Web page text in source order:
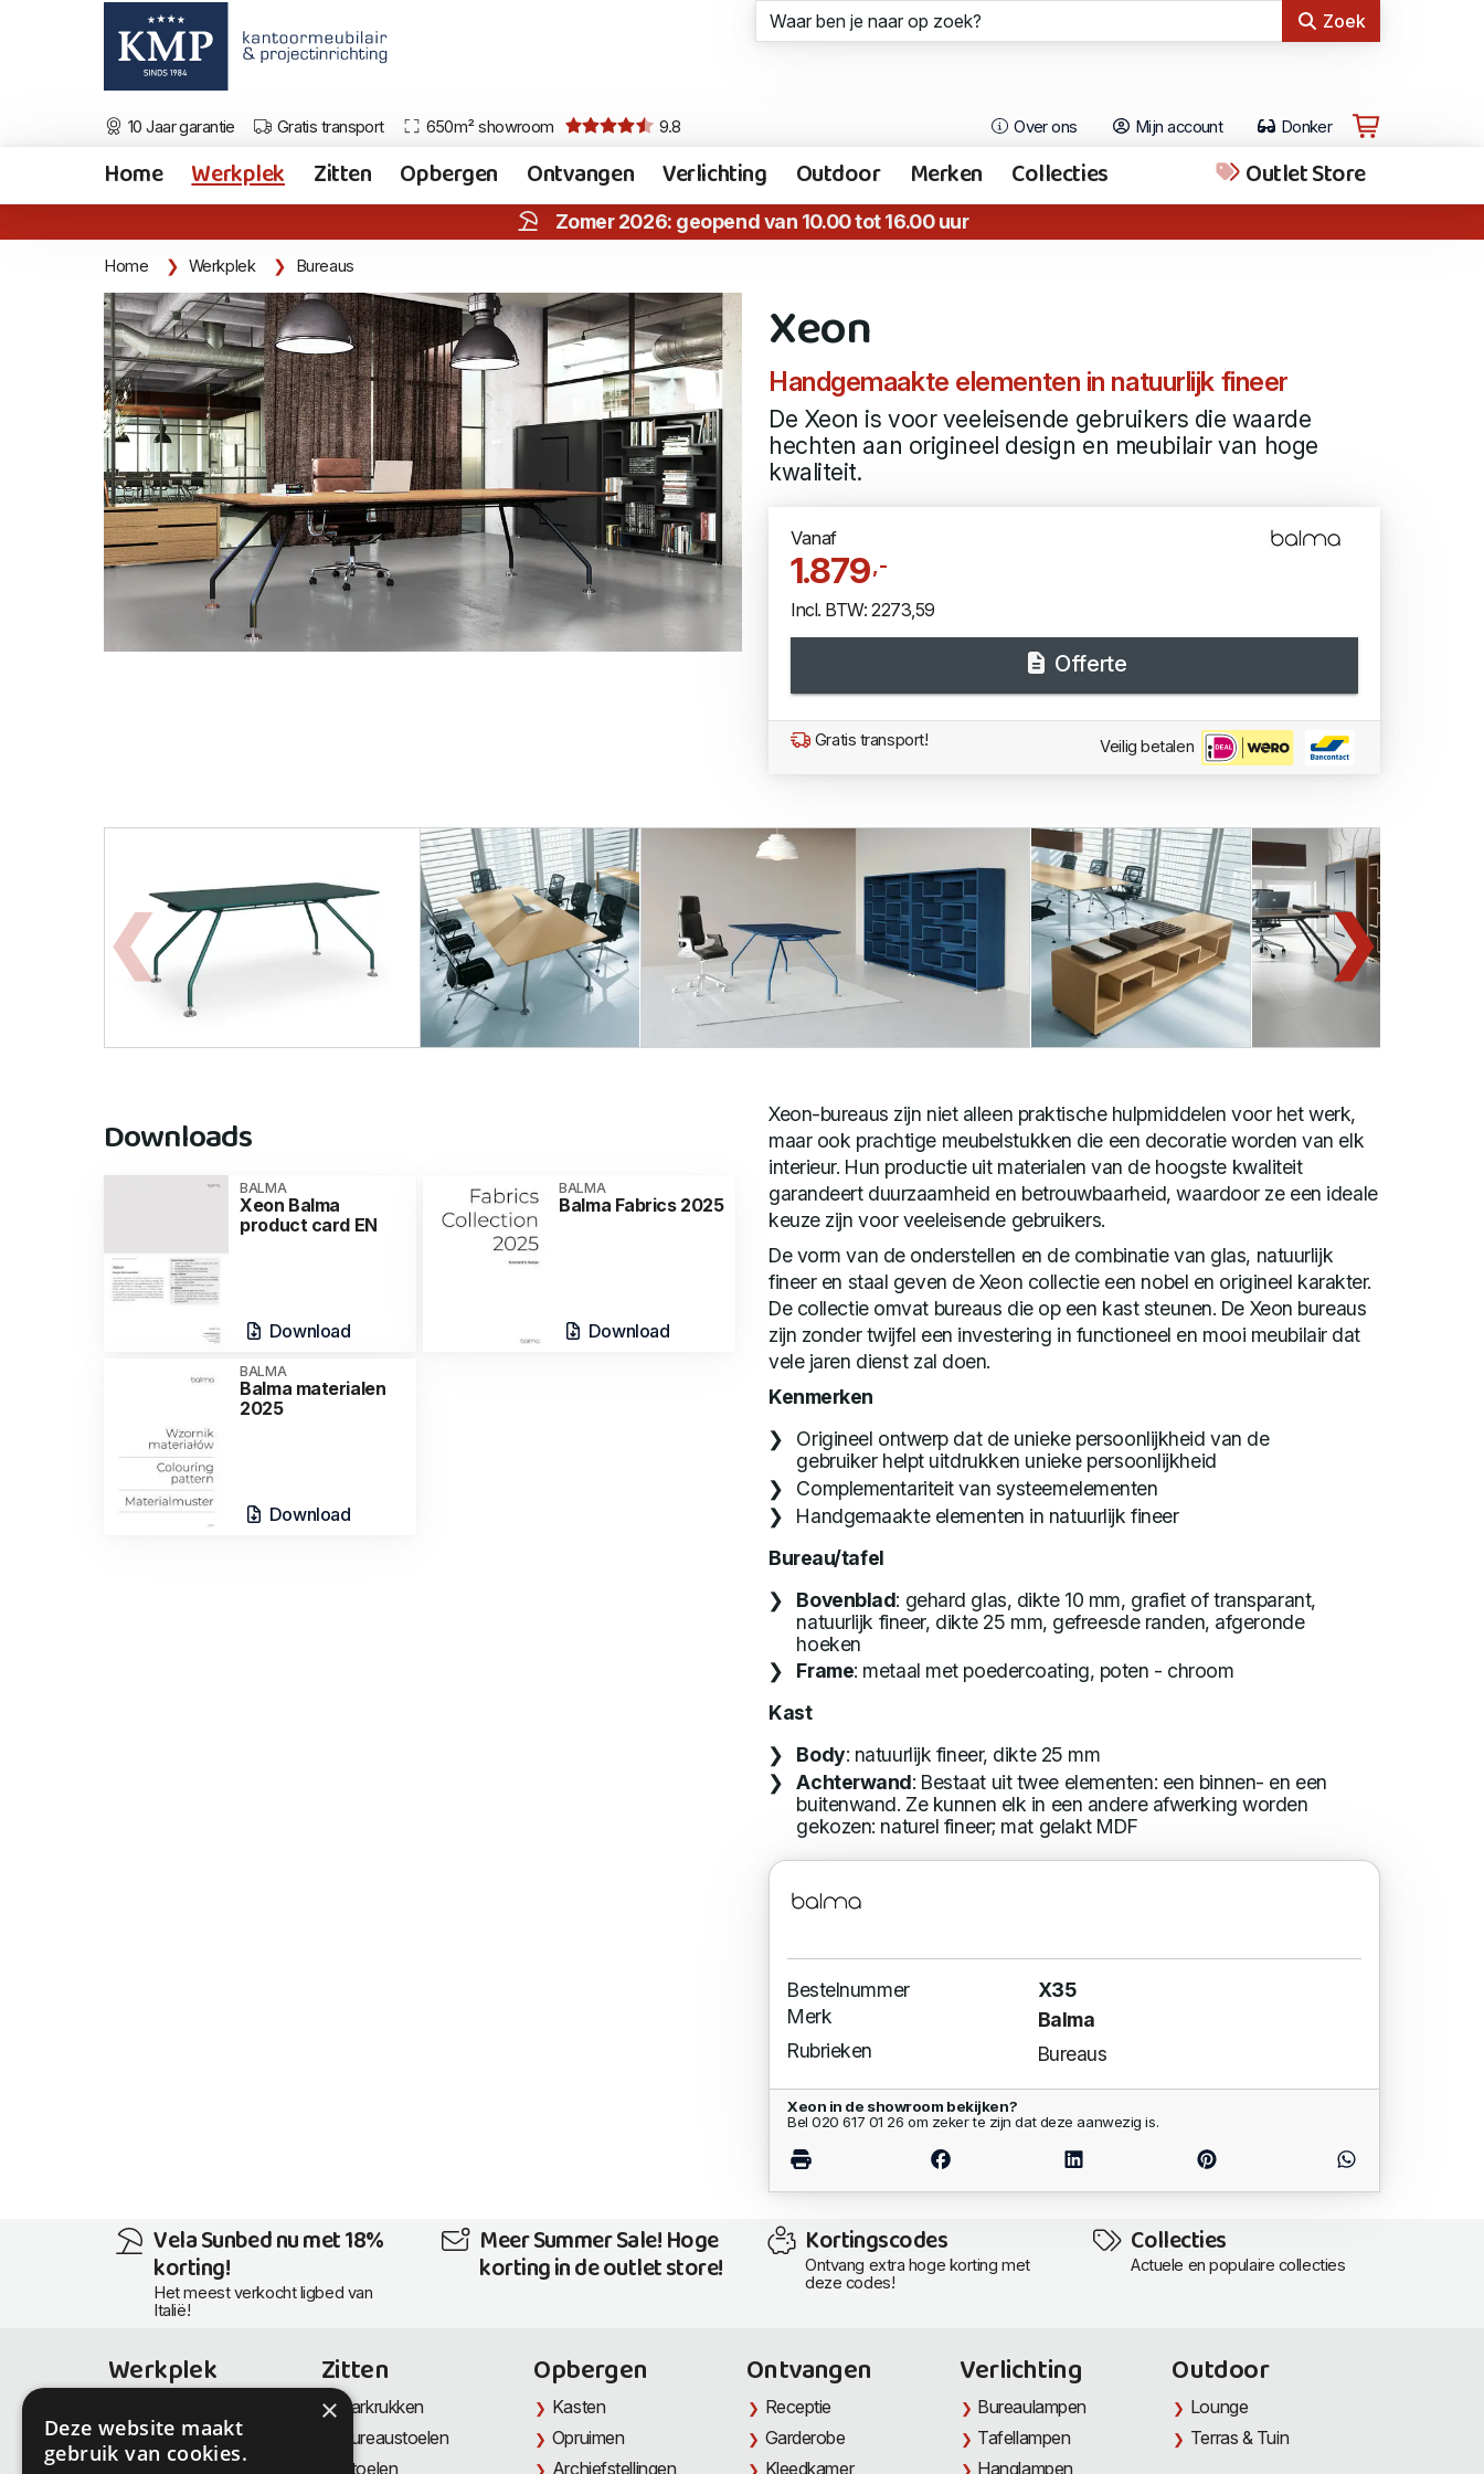
Zoek
10 Jaar garantie Gratis transport 650m² showroom 9.8 Over ons Mijn account Donker
Home Werkplek Zitten Opbergen Ontvangen Verlichting Outdoor Merken Collecties Outlet Store
Zomer 2026: geopend van 10.00 tot 16.00 uur
Home Werkplek Bureaus
Xeon
Handgemaakte elementen in natuurlijk fineer
De Xeon is voor veeleisende gebruikers die waarde
hechten aan origineel design en meubilair van hoge
kwaliteit.
Vanaf
1.879,-
Incl. BTW: 2273,59
Offerte
Gratis transport! Veilig betalen
Downloads
BALMA
Xeon Balma
product card EN
Download
BALMA
Balma Fabrics 2025
Download
BALMA
Balma materialen
2025
Download
Xeon-bureaus zijn niet alleen praktische hulpmiddelen voor het werk,
maar ook prachtige meubelstukken die een decoratie worden van elk
interieur. Hun productie uit materialen van de hoogste kwaliteit
garandeert duurzaamheid en betrouwbaarheid, waardoor ze een ideale
keuze zijn voor veeleisende gebruikers.
De vorm van de onderstellen en de combinatie van glas, natuurlijk
fineer en staal geven de Xeon collectie een nobel en origineel karakter.
De collectie omvat bureaus die op een kast steunen. De Xeon bureaus
zijn zonder twijfel een investering in functioneel en mooi meubilair dat
vele jaren dienst zal doen.
Kenmerken
Origineel ontwerp dat de unieke persoonlijkheid van de
gebruiker helpt uitdrukken unieke persoonlijkheid
Complementariteit van systeemelementen
Handgemaakte elementen in natuurlijk fineer
Bureau/tafel
Bovenblad: gehard glas, dikte 10 mm, grafiet of transparant,
natuurlijk fineer, dikte 25 mm, gefreesde randen, afgeronde
hoeken
Frame: metaal met poedercoating, poten - chroom
Kast
Body: natuurlijk fineer, dikte 25 mm
Achterwand: Bestaat uit twee elementen: een binnen- en een
buitenwand. Ze kunnen elk in een andere afwerking worden
gekozen: naturel fineer; mat gelakt MDF
Bestelnummer
X35
Merk
Balma
Rubrieken
Bureaus
Xeon in de showroom bekijken?
Bel 020 617 01 26 om zeker te zijn dat deze aanwezig is.
Vela Sunbed nu met 18%
korting!
Het meest verkocht ligbed van
Italië!
Meer Summer Sale! Hoge
korting in de outlet store!
Kortingscodes
Ontvang extra hoge korting met
deze codes!
Collecties
Actuele en populaire collecties
Werkplek
Thuiswerkplek
Zitten
Barkrukken
Bureaustoelen
Stoelen
Opbergen
Kasten
Opruimen
Archiefstellingen
Ontvangen
Receptie
Garderobe
Kleedkamer
Verlichting
Bureaulampen
Tafellampen
Hanglampen
Outdoor
Lounge
Terras & Tuin
×
Deze website maakt
gebruik van cookies.